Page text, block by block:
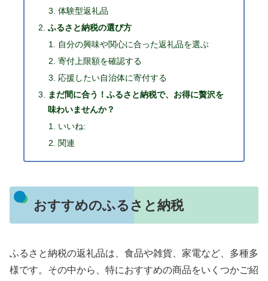
体験型返礼品
ふるさと納税の選び方
自分の興味や関心に合った返礼品を選ぶ
寄付上限額を確認する
応援したい自治体に寄付する
まだ間に合う！ふるさと納税で、お得に贅沢を
味わいませんか？
いいね:
関連
おすすめのふるさと納税
ふるさと納税の返礼品は、食品や雑貨、家電など、多種多
様です。その中から、特におすすめの商品をいくつかご紹